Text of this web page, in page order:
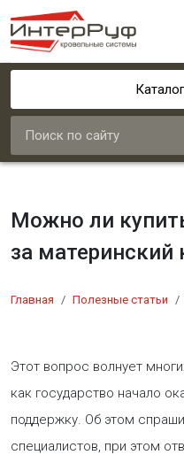
Можно ли
за материнский
Главная Полезные статьи
​Этот вопрос волнует
как государство начало
поддержку. Об этом
специалистов, при этом